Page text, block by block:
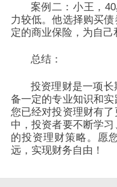
案例二：小王，
力较低。他选择购买
定的商业保险，为自己
总结：
投资理财是一项
备一定的专业知识和
您已经对投资理财有
中，投资者要不断学
的投资理财策略。愿
远，实现财务自由！